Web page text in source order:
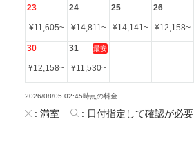
23
¥11,605~
24
¥14,811~
25
¥14,141~
26
¥12,158~
30
¥12,158~
31 最安
¥11,530~
2026/08/05 02:45時点の料金
: 満室 : 日付指定して確認が必要